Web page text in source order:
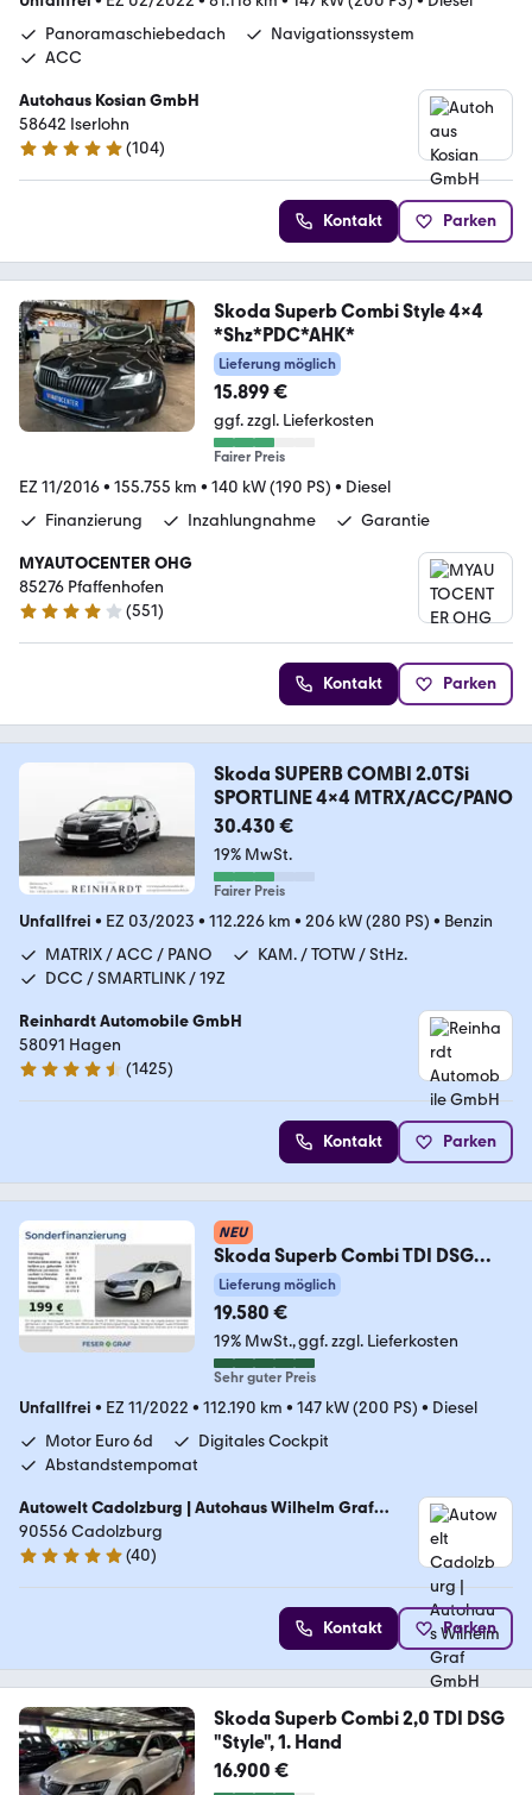
Panoramaschiebedach
Navigationssystem
ACC
Autohaus Kosian GmbH
58642 Iserlohn
4.9 Sterne
(104)
Kontakt Parken
Skoda Superb Combi Style 4x4
*Shz*PDC*AHK*
Lieferung möglich
15.899 €
ggf. zzgl. Lieferkosten
Fairer Preis
EZ 11/2016• 155.755 km • 140 kW (190 PS) • Diesel
Finanzierung
Inzahlungnahme Garantie
MYAUTOCENTER OHG
85276 Pfaffenhofen
4.2 Sterne
(551)
Kontakt Parken
Skoda SUPERB COMBI 2.0TSi
SPORTLINE 4x4 MTRX/ACC/PANO
30.430 €
19% MwSt.
Fairer Preis
Unfallfrei • EZ 03/2023 • 112.226 km • 206 kW (280 PS) • Benzin
MATRIX / ACC / PANO
KAM. / TOTW / StHz.
DCC / SMARTLINK / 19Z
Reinhardt Automobile GmbH
58091 Hagen
4.7 Sterne
(1425)
Kontakt Parken
NEU
Skoda Superb Combi TDI DSG
Ambition ACC LED Nav Kamera
Lieferung möglich
19.580 €
19% MwSt. ggf. zzgl. Lieferkosten
Sehr guter Preis
Unfallfrei • EZ 11/2022 • 112.190 km • 147 kW (200 PS) • Diesel
Motor Euro 6d
Digitales Cockpit
Abstandstempomat
Autowelt Cadolzburg | Autohaus Wilhelm Graf
GmbH
90556 Cadolzburg
4.9 Sterne
(40)
Kontakt Parken
Skoda Superb Combi 2,0 TDI DSG
"Style", 1. Hand
16.900 €